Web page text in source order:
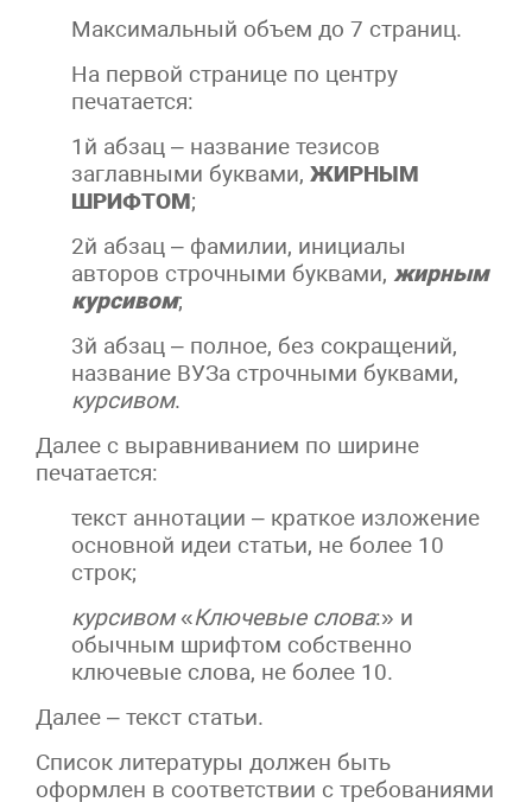
Максимальный объем до 7 страниц.
На первой странице по центру
печатается:
1й абзац – название тезисов
заглавными буквами, ЖИРНЫМ
ШРИФТОМ;
2й абзац – фамилии, инициалы
авторов строчными буквами, жирным
курсивом;
3й абзац – полное, без сокращений,
название ВУЗа строчными буквами,
курсивом.
Далее с выравниванием по ширине
печатается:
текст аннотации – краткое изложение
основной идеи статьи, не более 10
строк;
курсивом«Ключевые слова:» и
обычным шрифтом собственно
ключевые слова, не более 10.
Далее – текст статьи.
Список литературы должен быть
оформлен в соответствии с требованиями